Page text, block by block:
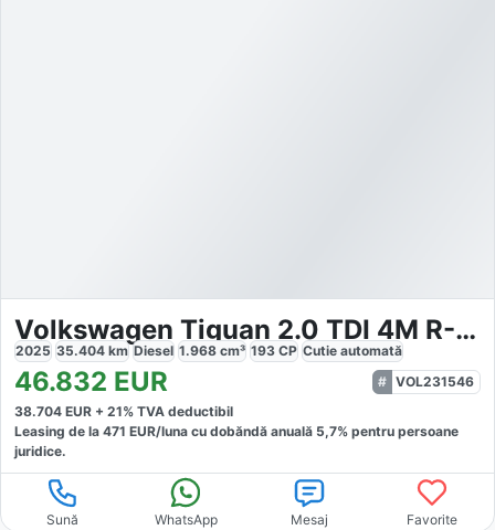
Volkswagen Tiguan 2.0 TDI 4M R-Line
2025 35.404 km Diesel 1.968 cm³ 193 CP Cutie automată
46.832 EUR
VOL231546
38.704 EUR + 21% TVA deductibil
Leasing de la 471 EUR/luna cu dobăndă anuală 5,7% pentru persoane
juridice.
Sună WhatsApp Mesaj Favorite